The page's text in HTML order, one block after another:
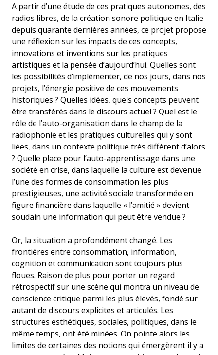
A partir d’une étude de ces pratiques autonomes, des
radios libres, de la création sonore politique en Italie
depuis quarante dernières années, ce projet propose
une réflexion sur les impacts de ces concepts,
innovations et inventions sur les pratiques
artistiques et la pensée d’aujourd’hui. Quelles sont
les possibilités d’implémenter, de nos jours, dans nos
projets, l’énergie positive de ces mouvements
historiques ? Quelles idées, quels concepts peuvent
être transférés dans le discours actuel ? Quel est le
rôle de l’auto-organisation dans le champ de la
radiophonie et les pratiques culturelles qui y sont
liées, dans un contexte politique très différent d’alors
? Quelle place pour l’auto-apprentissage dans une
société en crise, dans laquelle la culture est devenue
l’une des formes de consommation les plus
prestigieuses, une activité sociale transformée en
figure financière dans laquelle « l’amitié » devient
soudain une information qui peut être vendue ?
Or, la situation a profondément changé. Les
frontières entre consommation, information,
cognition et communication sont toujours plus
floues. Raison de plus pour porter un regard
rétrospectif sur une scène qui montra un niveau de
conscience critique parmi les plus élevés, fondé sur
autant de discours explicites et articulés. Les
structures esthétiques, sociales, politiques, dans le
même temps, ont été minées. On pointe alors les
limites de certaines des notions qui émergèrent il y a